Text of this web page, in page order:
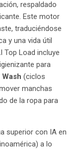
respaldado
Este motor
traduciéndose
y una vida útil
Top Load incluye
para
(ciclos
manchas
de la ropa para
superior con IA en
a lo